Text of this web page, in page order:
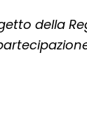
della